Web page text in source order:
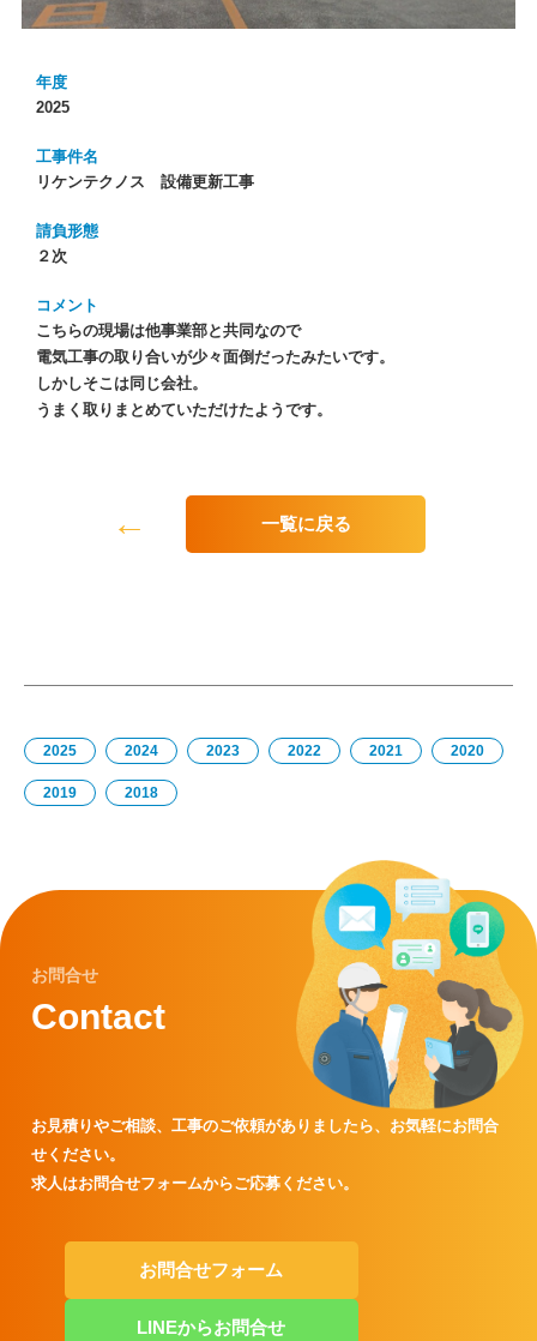
年度
2025
工事件名
リケンテクノス 設備更新工事
請負形態
２次
コメント
こちらの現場は他事業部と共同なので
電気工事の取り合いが少々面倒だったみたいです。
しかしそこは同じ会社。
うまく取りまとめていただけたようです。
← 一覧に戻る
2025 2024 2023 2022 2021 2020
2019 2018
お問合せ
Contact
お見積りやご相談、工事のご依頼がありましたら、 お気軽にお問合
せください。
求人はお問合せフォームからご応募ください。
お問合せフォーム
LINEからお問合せ